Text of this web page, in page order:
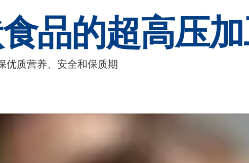
品的超高压
优质营养、安全和保质期